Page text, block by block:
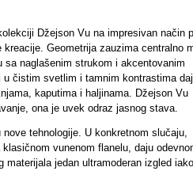
Džejson Vu na impresivan način
Geometrija zauzima centralno
naglašenim strukom i akcentovanim
u čistim svetlim i tamnim kontrastima
kaputima i haljinama. Džejson Vu
ona je uvek odraz jasnog stava.
tehnologije. U konkretnom slučaju,
vunenom flanelu, daju
materijala jedan ultramoderan izgled